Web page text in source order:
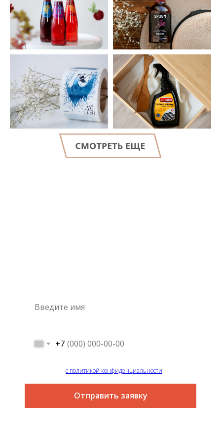
LET'S GO!
+7
с политикой конфиденциальности
Отправить заявку